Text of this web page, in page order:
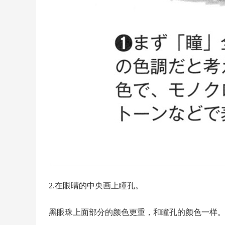
2.在眼睛的中央画上瞳孔。
黑眼珠上面部分的颜色更重，和瞳孔的颜色一样。